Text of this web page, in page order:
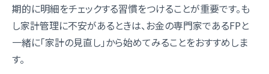
期的に明細をチェックする習慣をつけることが重要です。も
し家計管理に不安があるときは、お金の専門家であるFPと
一緒に「家計の見直し」から始めてみることをおすすめしま
す。